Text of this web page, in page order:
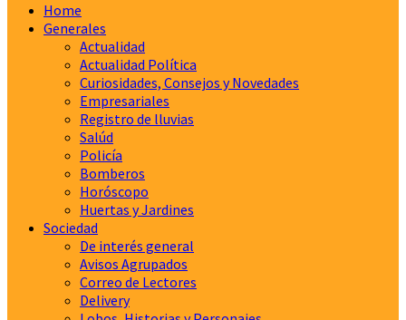
Home
Generales
Actualidad
Actualidad Política
Curiosidades, Consejos y Novedades
Empresariales
Registro de lluvias
Salúd
Policía
Bomberos
Horóscopo
Huertas y Jardines
Sociedad
De interés general
Avisos Agrupados
Correo de Lectores
Delivery